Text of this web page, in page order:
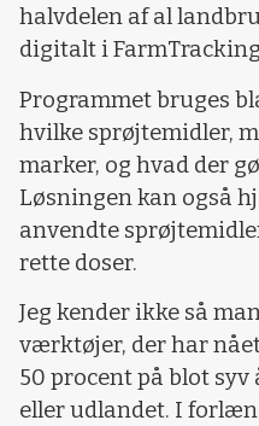
halvdelen af al
digitalt i
Programmet bruges
hvilke sprøjtemidler,
marker, og hvad der
Løsningen kan også
anvendte
rette doser.
Jeg kender ikke så
værktøjer, der har
50 procent på blot
eller udlandet. I